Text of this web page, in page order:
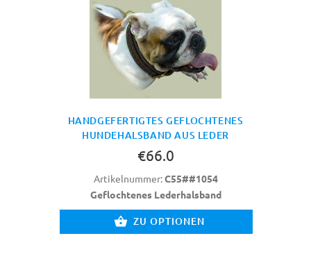
HANDGEFERTIGTES GEFLOCHTENES
HUNDEHALSBAND AUS LEDER
€66.0
Artikelnummer:C55##1054
Geflochtenes Lederhalsband
ZU OPTIONEN